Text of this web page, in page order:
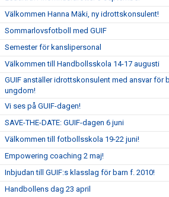
Välkommen Hanna Mäki, ny idrottskonsulent!
Sommarlovsfotboll med GUIF
Semester för kanslipersonal
Välkommen till Handbollsskola 14-17 augusti
GUIF anställer idrottskonsulent med ansvar för
ungdom!
Vi ses på GUIF-dagen!
SAVE-THE-DATE: GUIF-dagen 6 juni
Välkommen till fotbollsskola 19-22 juni!
Empowering coaching 2 maj!
Inbjudan till GUIF:s klasslag för barn f. 2010!
Handbollens dag 23 april